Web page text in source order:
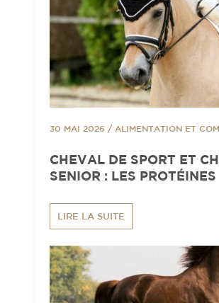
30 MAI 2026 / ALIMENTATION ET
CHEVAL DE SPORT ET
SENIOR : LES PROTÉINES
LIRE LA SUITE